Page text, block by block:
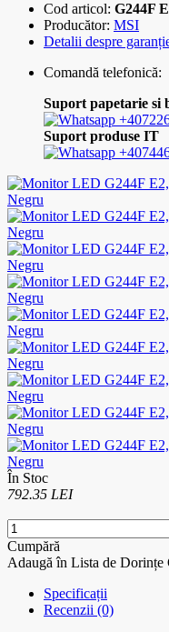
Cod articol: G244F
Producător: MSI
Detalii despre
Comandă telefonică:
Suport papetarie si
Suport produse IT
În Stoc
792.35 LEI
Cumpără
Adaugă în Lista de Dorințe
Specificații
Recenzii (0)